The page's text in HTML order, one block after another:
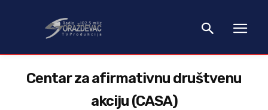
Centar za afirmativnu društvenu
akciju (CASA)